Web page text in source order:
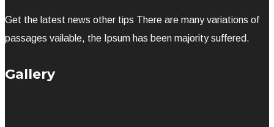
Get the latest news other tips There are many variations of
passages vailable, the Ipsum has been majority suffered.
Gallery